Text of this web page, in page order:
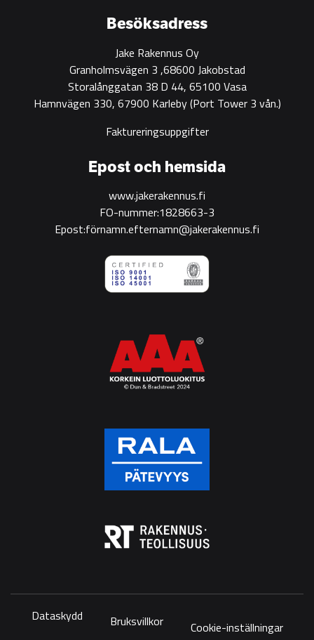
Besöksadress
Jake Rakennus Oy
Granholmsvägen 3 ,68600 Jakobstad
Storalånggatan 38 D 44, 65100 Vasa
Hamnvägen 330, 67900 Karleby(Port Tower 3 vån.)
Faktureringsuppgifter
Epost och hemsida
www.jakerakennus.fi
FO-nummer:1828663-3
Epost:förnamn.efternamn@jakerakennus.fi
Dataskydd Bruksvillkor Cookie-inställningar